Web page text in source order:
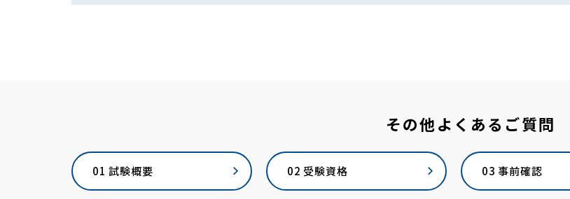
その他よくあるご質問
01 試験概要 02 受験資格 03 事前確認